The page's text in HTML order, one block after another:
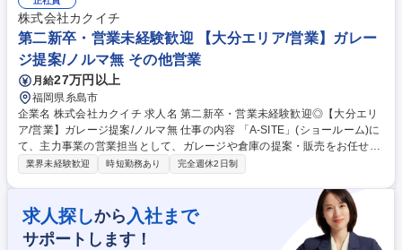
き時間はWeb掲載物件の更新。 入社後1～2カ月は支店長・先輩が研修。
（業務内容の変更の範囲）当社業務全般 募集職種 【守山区/仲介営業】◆
未経験歓迎/ノルマなし！万全なサポート体制◎
株式会社カクイチ
第二新卒・営業未経験歓迎 【大分エリア/営業】ガレー
ジ提案/ノルマ無 その他営業
月給27万円以上
福岡県糸島市
企業名 株式会社カクイチ 求人名 第二新卒・営業未経験歓迎◎【大分エリ
ア/営業】ガレージ提案/ノルマ無 仕事の内容 「A-SITE」(ショールーム)に
て、主力事業の営業担当として、ガレージや倉庫の提案・販売をお任せ。
全国のJAや農機具販売店等からのご紹介が中心のため、新規の飛び込み営
認 → 10:00 代理店(JA)へ訪問・情報交換 → 13:00 施工現場の進捗・安全
確認 → 15:00 A-SITEにご来店されたお客様と商談 → 17:00 見積書作成・
事務処理 → 18:00退社 ★ノルマはなく目標数字を追うスタイルで、ペナ
ルティもないため安定して働けます。★製品の機能性だけでなく、雑誌掲
業界未経験歓迎 時短勤務あり 完全週休2日制
求人探しから 入社まで
サポートします！